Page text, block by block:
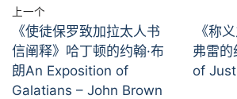
上一个
《使徒保罗致加拉太人书
信阐释》哈丁顿的约翰·布
朗An Exposition of
Galatians – John Brown
《称
弗雷的
of